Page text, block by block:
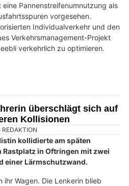
Pannenstreifenumnutzung als
vorgesehen.
Individualverkehr und den
Verkehrsmanagement-Projekt
verkehrlich zu optimieren.
überschlägt sich auf
Kollisionen
REDAKTION
kollidierte am späten
in Oftringen mit zwei
einer Lärmschutzwand.
ihr Wagen. Die Lenkerin blieb